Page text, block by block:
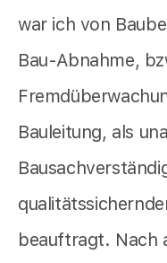
war ich von
Bau-Abnahme,
Bauleitung, als
beauftragt. Nach